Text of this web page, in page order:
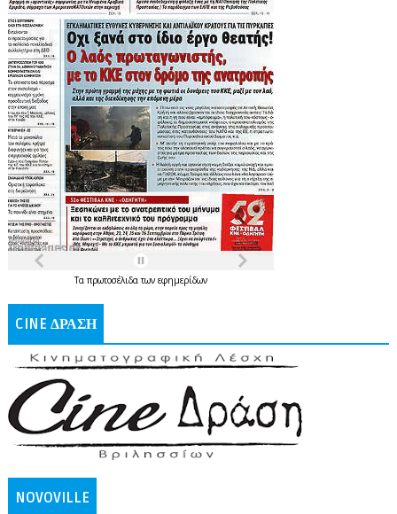
Τα πρωτοσέλιδατων εφημερίδων
CINE ΔΡΑΣΗ
NOVOVILLE